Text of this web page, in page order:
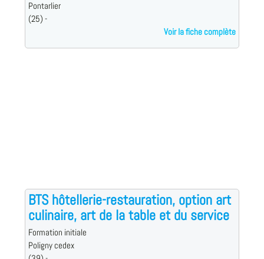
Pontarlier
(25) -
Voir la fiche complète
BTS hôtellerie-restauration, option art
culinaire, art de la table et du service
Formation initiale
Poligny cedex